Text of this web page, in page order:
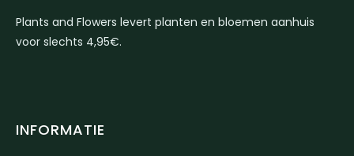
Plants and Flowers levert planten en bloemen aanhuis
voor slechts 4,95€.
INFORMATIE